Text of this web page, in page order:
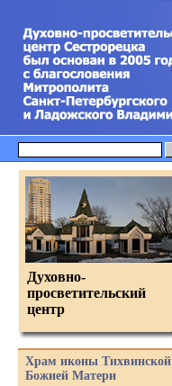
Духовно-
просветительский
центр
Храм иконы Тихвинской
Божией Матери